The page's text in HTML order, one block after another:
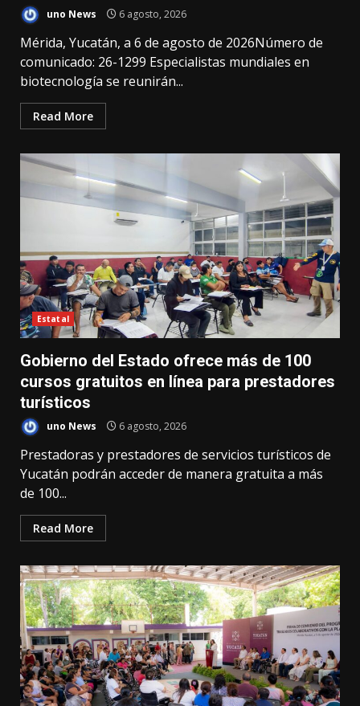
uno News 6 agosto, 2026
Mérida, Yucatán, a 6 de agosto de 2026Número de
comunicado: 26-1299 Especialistas mundiales en
biotecnología se reunirán...
Read More
Estatal
Gobierno del Estado ofrece más de 100
cursos gratuitos en línea para prestadores
turísticos
uno News 6 agosto, 2026
Prestadoras y prestadores de servicios turísticos de
Yucatán podrán acceder de manera gratuita a más
de 100...
Read More